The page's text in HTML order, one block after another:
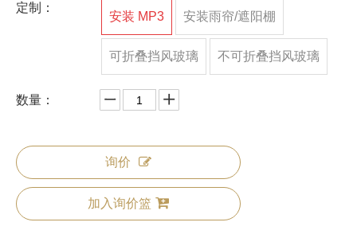
定制：
安装 MP3 安装雨帘/遮阳棚
可折叠挡风玻璃 不可折叠挡风玻璃
数量：
询价
加入询价篮